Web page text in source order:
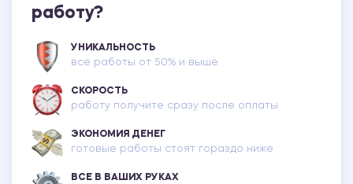
работу?
УНИКАЛЬНОСТЬ
все работы от 50% и выше
СКОРОСТЬ
работу получите сразу после оплаты
ЭКОНОМИЯ ДЕНЕГ
готовые работы стоят гораздо ниже
ВСЕ В ВАШИХ РУКАХ